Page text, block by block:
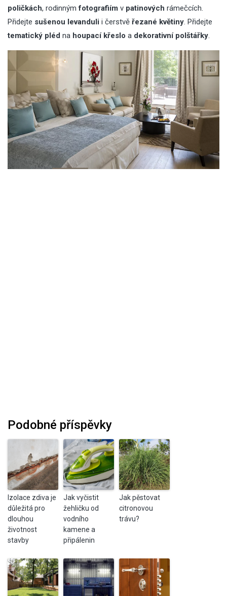
poličkách, rodinnýmfotografiím v patinových rámečcích.
Přidejte sušenou levanduli i čerstvě řezané květiny. Přidejte
tematický pléd na houpací křeslo a dekorativní polštářky.
Podobné příspěvky
Izolace zdiva je
důležitá pro
dlouhou
životnost
stavby
Jak vyčistit
žehličku od
vodního
kamene a
připálenin
Jak pěstovat
citronovou
trávu?